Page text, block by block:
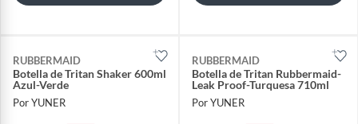
RUBBERMAID
Botella de Tritan Shaker 600ml
Azul-Verde
Por YUNER
RUBBERMAID
Botella de Tritan Rubbermaid-
Leak Proof-Turquesa 710ml
Por YUNER